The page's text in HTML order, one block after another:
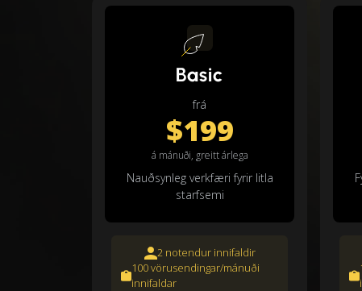
Basic
frá
$199
á mánuði, greitt árlega
Nauðsynleg verkfæri fyrir litla
starfsemi
2 notendur innifaldir
100 vörusendingar/mánuði
innifaldar